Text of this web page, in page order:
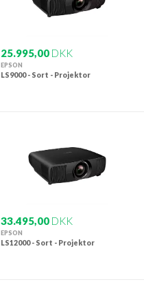
25.995,00 DKK
EPSON
LS9000 - Sort - Projektor
33.495,00 DKK
EPSON
LS12000 - Sort - Projektor